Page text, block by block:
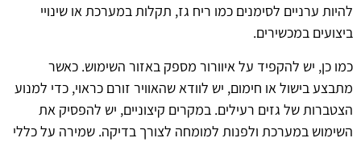
להיות ערניים לסימנים כמו ריח גז, תקלות במערכת או שינויי
ביצועים במכשירים.
כמו כן, יש להקפיד על איוורור מספק באזור השימוש. כאשר
מתבצע בישול או חימום, יש לוודא שהאוויר זורם כראוי, כדי למנוע
הצטברות של גזים רעילים. במקרים קיצוניים, יש להפסיק את
השימוש במערכת ולפנות למומחה לצורך בדיקה. שמירה על כללי